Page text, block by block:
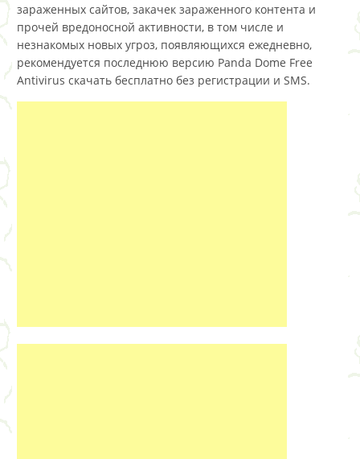
зараженных сайтов, закачек зараженного контента и
прочей вредоносной активности, в том числе и
незнакомых новых угроз, появляющихся ежедневно,
рекомендуется последнюю версию Panda Dome Free
Antivirus скачать бесплатно без регистрации и SMS.